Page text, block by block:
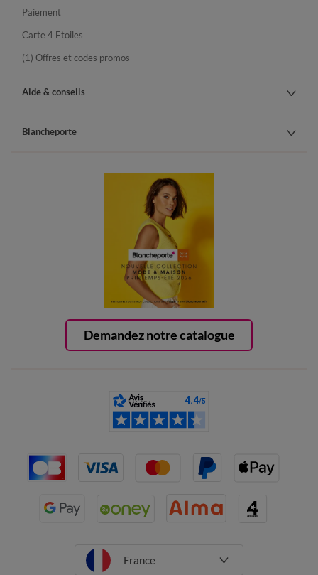
Demandez notre catalogue
Paiement
Carte 4 Etoiles
(1) Offres et codes promos
Aide & conseils
Blancheporte
France